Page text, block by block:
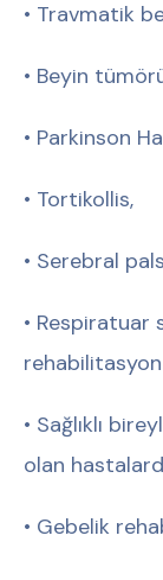
• Travmatik
• Beyin
• Parkinson
• Tortikollis,
• Serebral
• Respiratuar
• Sağlıklı
olan
• Gebelik